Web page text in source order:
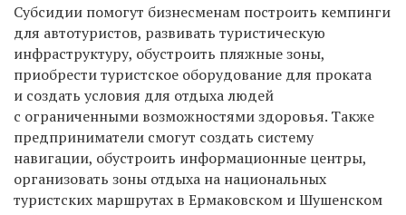
Субсидии помогут бизнесменам построить кемпинги
для автотуристов, развивать туристическую
инфраструктуру, обустроить пляжные зоны,
приобрести туристское оборудование для проката
и создать условия для отдыха людей
с ограниченными возможностями здоровья. Также
предприниматели смогут создать систему
навигации, обустроить информационные центры,
организовать зоны отдыха на национальных
туристских маршрутах в Ермаковском и Шушенском